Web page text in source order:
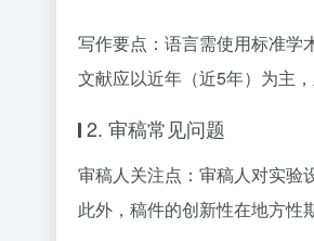
写作要点：语言需使用标准学
文献应以近年（近5年）为主
2. 审稿常见问题
审稿人关注点：审稿人对实验
此外，稿件的创新性在地方性